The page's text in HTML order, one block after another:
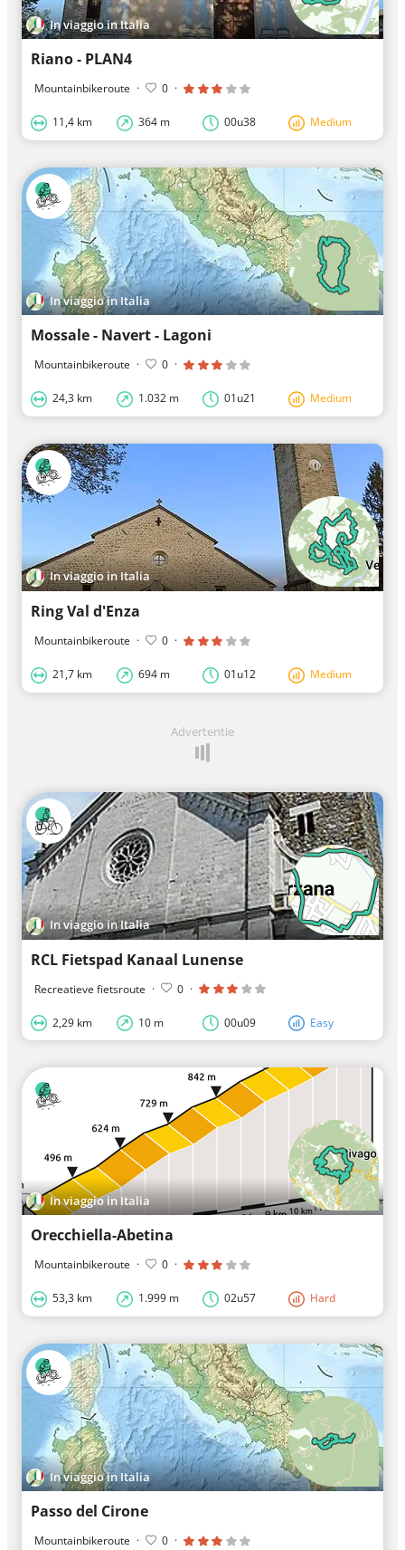
In viaggio in Italia
Riano - PLAN4
Mountainbikeroute · 0 ·
11,4 km 364 m 00u38 Medium
In viaggio in Italia
Mossale - Navert - Lagoni
Mountainbikeroute · 0 ·
24,3 km 1.032 m 01u21 Medium
In viaggio in Italia
Ring Val d'Enza
Mountainbikeroute · 0 ·
21,7 km 694 m 01u12 Medium
Advertentie
In viaggio in Italia
RCL Fietspad Kanaal Lunense
Recreatieve fietsroute · 0 ·
2,29 km 10 m 00u09 Easy
In viaggio in Italia
Orecchiella-Abetina
Mountainbikeroute · 0 ·
53,3 km 1.999 m 02u57 Hard
In viaggio in Italia
Passo del Cirone
Mountainbikeroute · 0 ·